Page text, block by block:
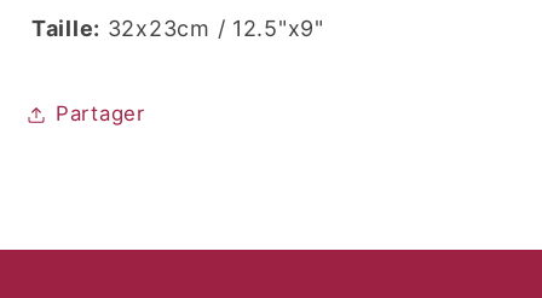
Taille: 32x23cm / 12.5"x9"
Partager